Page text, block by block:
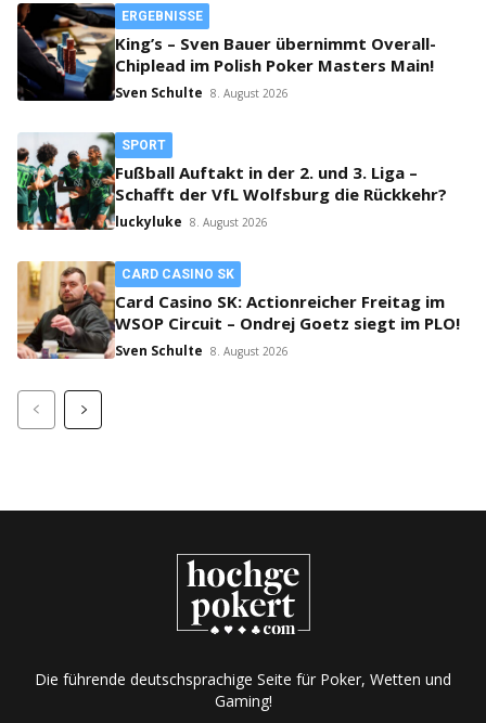
ERGEBNISSE
King’s – Sven Bauer übernimmt Overall-
Chiplead im Polish Poker Masters Main!
Sven Schulte 8. August 2026
SPORT
Fußball Auftakt in der 2. und 3. Liga –
Schafft der VfL Wolfsburg die Rückkehr?
luckyluke 8. August 2026
CARD CASINO SK
Card Casino SK: Actionreicher Freitag im
WSOP Circuit – Ondrej Goetz siegt im PLO!
Sven Schulte 8. August 2026
Die führende deutschsprachige Seite für Poker, Wetten und
Gaming!